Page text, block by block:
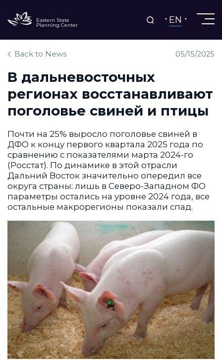
Eastern State
Planning Center EN
Back to News 05/15/2025
В дальневосточных
регионах восстанавливают
поголовье свиней и птицы
Почти на 25% выросло поголовье свиней в
ДФО к концу первого квартала 2025 года по
сравнению с показателями марта 2024-го
(Росстат). По динамике в этой отрасли
Дальний Восток значительно опередил все
округа страны: лишь в Северо-Западном ФО
параметры остались на уровне 2024 года, все
остальные макрорегионы показали спад.